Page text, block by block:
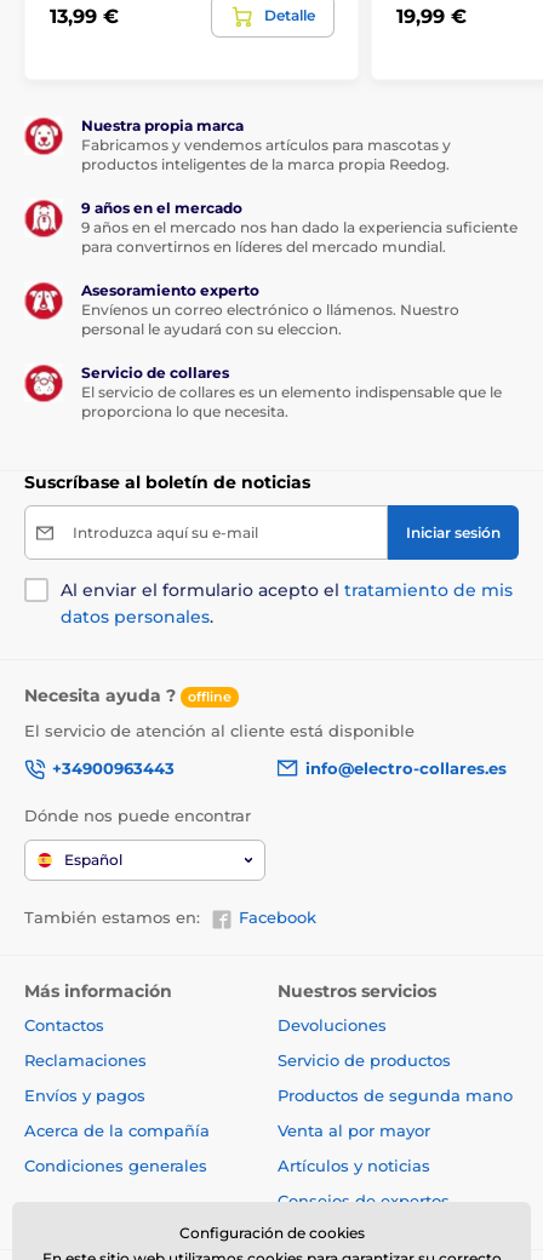
13,99 € Detalle 19,99 €
Nuestra propia marca
Fabricamos y vendemos artículos para mascotas y
productos inteligentes de la marca propia Reedog.
9 años en el mercado
9 años en el mercado nos han dado la experiencia suficiente
para convertirnos en líderes del mercado mundial.
Asesoramiento experto
Envíenos un correo electrónico o llámenos. Nuestro
personal le ayudará con su eleccion.
Servicio de collares
El servicio de collares es un elemento indispensable que le
proporciona lo que necesita.
Suscríbase al boletín de noticias
Introduzca aquí su e-mail Iniciar sesión
Al enviar el formulario acepto el tratamiento de mis
datos personales.
Necesita ayuda ? offline
El servicio de atención al cliente está disponible
+34900963443
info@electro-collares.es
Dónde nos puede encontrar
Español
También estamos en: Facebook
Más información
Contactos
Reclamaciones
Envíos y pagos
Acerca de la compañía
Condiciones generales
Nuestros servicios
Devoluciones
Servicio de productos
Productos de segunda mano
Venta al por mayor
Artículos y noticias
Consejos de expertos
Configuración de cookies